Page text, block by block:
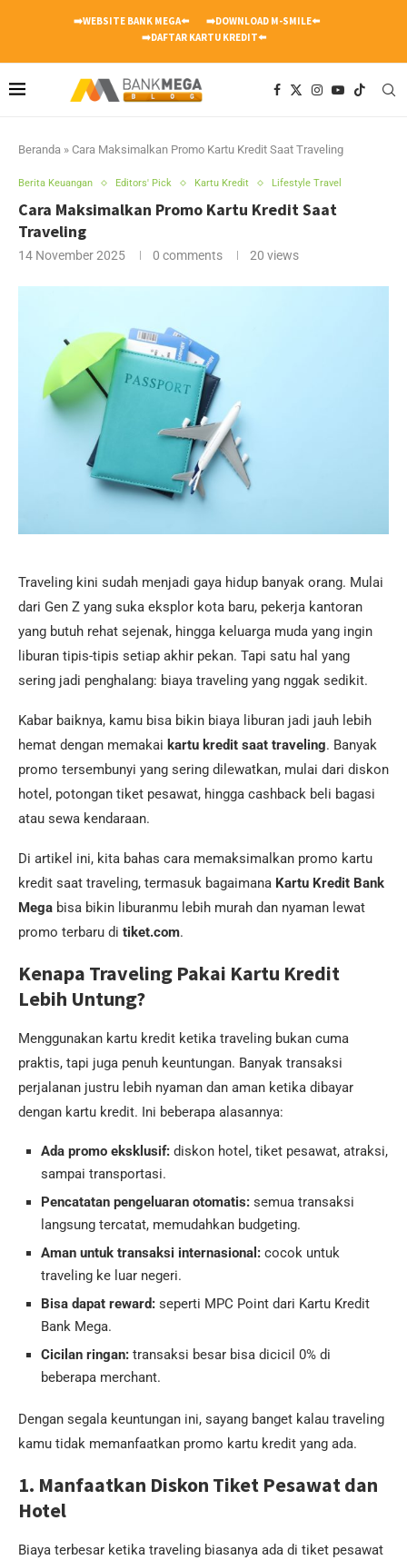
➡️WEBSITE BANK MEGA⬅️
➡️DOWNLOAD M-SMILE⬅️
➡️DAFTAR KARTU KREDIT⬅️
Beranda » Cara Maksimalkan Promo Kartu Kredit Saat Traveling
Berita Keuangan Editors' Pick Kartu Kredit Lifestyle Travel
Cara Maksimalkan Promo Kartu Kredit Saat
Traveling
14 November 2025 0 comments 20 views
Traveling kini sudah menjadi gaya hidup banyak orang. Mulai
dari Gen Z yang suka eksplor kota baru, pekerja kantoran
yang butuh rehat sejenak, hingga keluarga muda yang ingin
liburan tipis-tipis setiap akhir pekan. Tapi satu hal yang
sering jadi penghalang: biaya traveling yang nggak sedikit.
Kabar baiknya, kamu bisa bikin biaya liburan jadi jauh lebih
hemat dengan memakai kartu kredit saat traveling. Banyak
promo tersembunyi yang sering dilewatkan, mulai dari diskon
hotel, potongan tiket pesawat, hingga cashback beli bagasi
atau sewa kendaraan.
Di artikel ini, kita bahas cara memaksimalkan promo kartu
kredit saat traveling, termasuk bagaimana Kartu Kredit Bank
Mega bisa bikin liburanmu lebih murah dan nyaman lewat
promo terbaru di tiket.com.
Kenapa Traveling Pakai Kartu Kredit
Lebih Untung?
Menggunakan kartu kredit ketika traveling bukan cuma
praktis, tapi juga penuh keuntungan. Banyak transaksi
perjalanan justru lebih nyaman dan aman ketika dibayar
dengan kartu kredit. Ini beberapa alasannya:
Ada promo eksklusif: diskon hotel, tiket pesawat, atraksi,
sampai transportasi.
Pencatatan pengeluaran otomatis: semua transaksi
langsung tercatat, memudahkan budgeting.
Aman untuk transaksi internasional: cocok untuk
traveling ke luar negeri.
Bisa dapat reward: seperti MPC Point dari Kartu Kredit
Bank Mega.
Cicilan ringan: transaksi besar bisa dicicil 0% di
beberapa merchant.
Dengan segala keuntungan ini, sayang banget kalau traveling
kamu tidak memanfaatkan promo kartu kredit yang ada.
1. Manfaatkan Diskon Tiket Pesawat dan
Hotel
Biaya terbesar ketika traveling biasanya ada di tiket pesawat